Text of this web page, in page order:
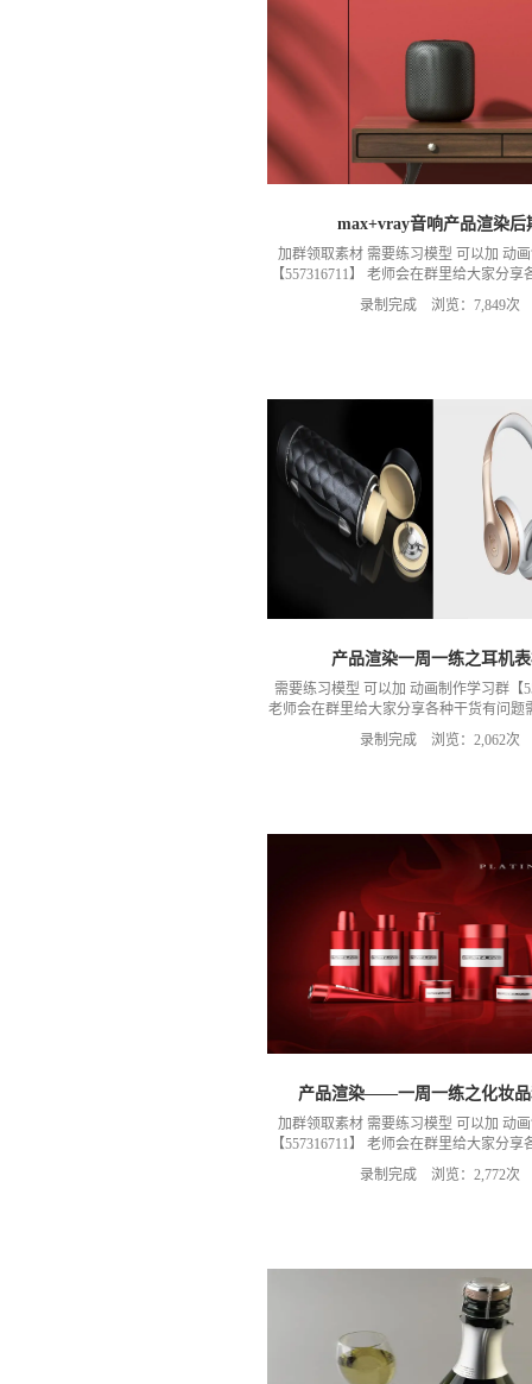
max+vray音响产品渲染后
加群领取素材 需要练习模型 可以加 动
【557316711】 老师会在群里给大家分享
题需要交流可以 ，加群 获取练习素材模
以加我们导师的微信，然后进入我们的微
录制完成 浏览：7,849次
产品渲染一周一练之耳机
需要练习模型 可以加 动画制作学习群【
老师会在群里给大家分享各种干货有问题
，加群 获取练习素材模型 微信群：可以
微信，然后进入我们的微信群（备注：
录制完成 浏览：2,062次
产品渲染——一周一练之化妆品
加群领取素材 需要练习模型 可以加 动
【557316711】 老师会在群里给大家分享
题需要交流可以 ，加群 获取练习素材模
以加我们导师的微信，然后进入我们的微
录制完成 浏览：2,772次